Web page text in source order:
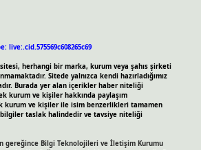
live:.cid.575569c608265c69
herhangi bir marka, kurum veya şahıs şirketi
Sitede yalnızca kendi hazırladığımız
Burada yer alan içerikler haber niteliği
kurum ve kişiler hakkında paylaşım
kurum ve kişiler ile isim benzerlikleri tamamen
taslak halindedir ve tavsiye niteliği
gereğince Bilgi Teknolojileri ve İletişim Kurumu